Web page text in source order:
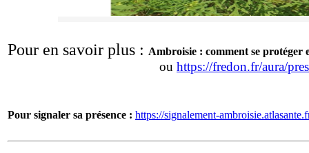
Pour en savoir plus : Ambroisie : comment se protéger
ou https://fredon.fr/aura/
Pour signaler sa présence : https://signalement-